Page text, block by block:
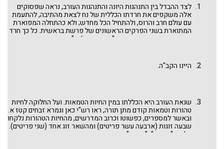
לצד ההבדל בין התנהגות היונה והתנהגות העורב, נראה שפסוקים
אלה משקפים את חרדתו הכללית של נח לצאת מהתיבה, להתעמת
עם עולם חרב והרוס, ולהתחיל הכל מחדש; ולא כהתחלה המפוארת
המתוארת בשני הפרקים הראשונים של פרשת בראשית. כל כך חרד
נח, עד שבפסוק הסמוך הקב"ה מצווה עליו: "צֵא מִן־הַתֵּבָה אַתָּה
לצאת. אמר: אצא ואהיה פרה ורבה למאירה? עד שנשבע לו המקום
שאינו מביא מבול לעולם" (בראשית רבה לד ו). כבר נגענו בקצת
היינו הקב"ה.
שנאת העורב היא הכללתו במין החיות הטמאות. ועל החלוקה לחיות
טהורות וטמאות קודם מתן תורה, ראו רש"י כאן וגמרא זבחים קטז א.
ובאשר למספרים, כפשוטו וכרוב המדרשים, מהחיות הטהורות נלקחו
שבעה זוגות (ארבעה עשר פריטים) ומהשאר זוג אחד (שני פריטים).
הלשון "שבעה" ו"שניים" שבגמרא אינו מחוור, או שבעה ואחד